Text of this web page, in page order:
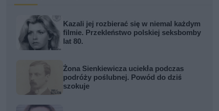
Kazali jej rozbierać się w niemal każdym
filmie. Przekleństwo polskiej seksbomby
lat 80.
Żona Sienkiewicza uciekła podczas
podróży poślubnej. Powód do dziś
szokuje